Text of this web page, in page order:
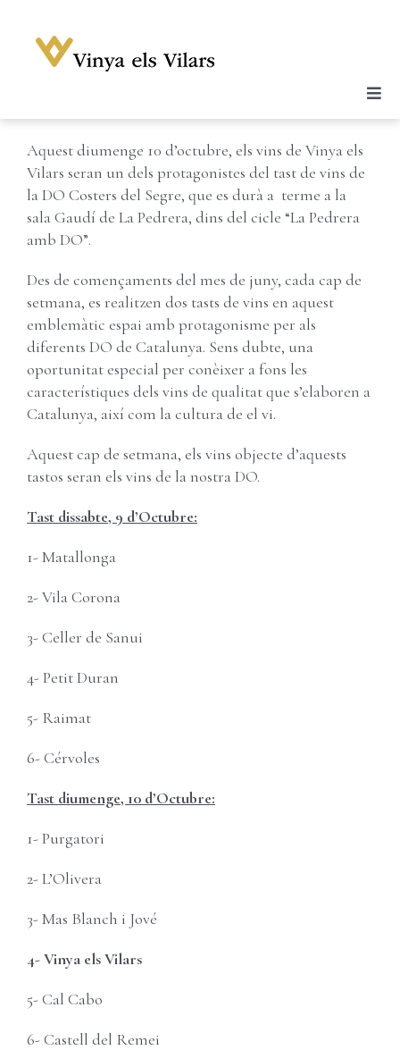
content
Celler
Vins
Enoturisme
Notícies
Botiga
Contacte
Compte
Username:
Password:
Remember Me
Carret
Aquest diumenge 10 d’octubre, els vins de Vinya els
Vilars seran un dels protagonistes del tast de vins de
la DO Costers del Segre, que es durà a terme a la
sala Gaudí de La Pedrera, dins del cicle “La Pedrera
amb DO”.
Des de començaments del mes de juny, cada cap de
setmana, es realitzen dos tasts de vins en aquest
emblemàtic espai amb protagonisme per als
diferents DO de Catalunya. Sens dubte, una
oportunitat especial per conèixer a fons les
característiques dels vins de qualitat que s’elaboren a
Catalunya, així com la cultura de el vi.
Aquest cap de setmana, els vins objecte d’aquests
tastos seran els vins de la nostra DO.
Tast dissabte, 9 d’Octubre:
1- Matallonga
2- Vila Corona
3- Celler de Sanui
4- Petit Duran
5- Raimat
6- Cérvoles
Tast diumenge, 10 d’Octubre:
1- Purgatori
2- L’Olivera
3- Mas Blanch i Jové
4- Vinya els Vilars
5- Cal Cabo
6- Castell del Remei